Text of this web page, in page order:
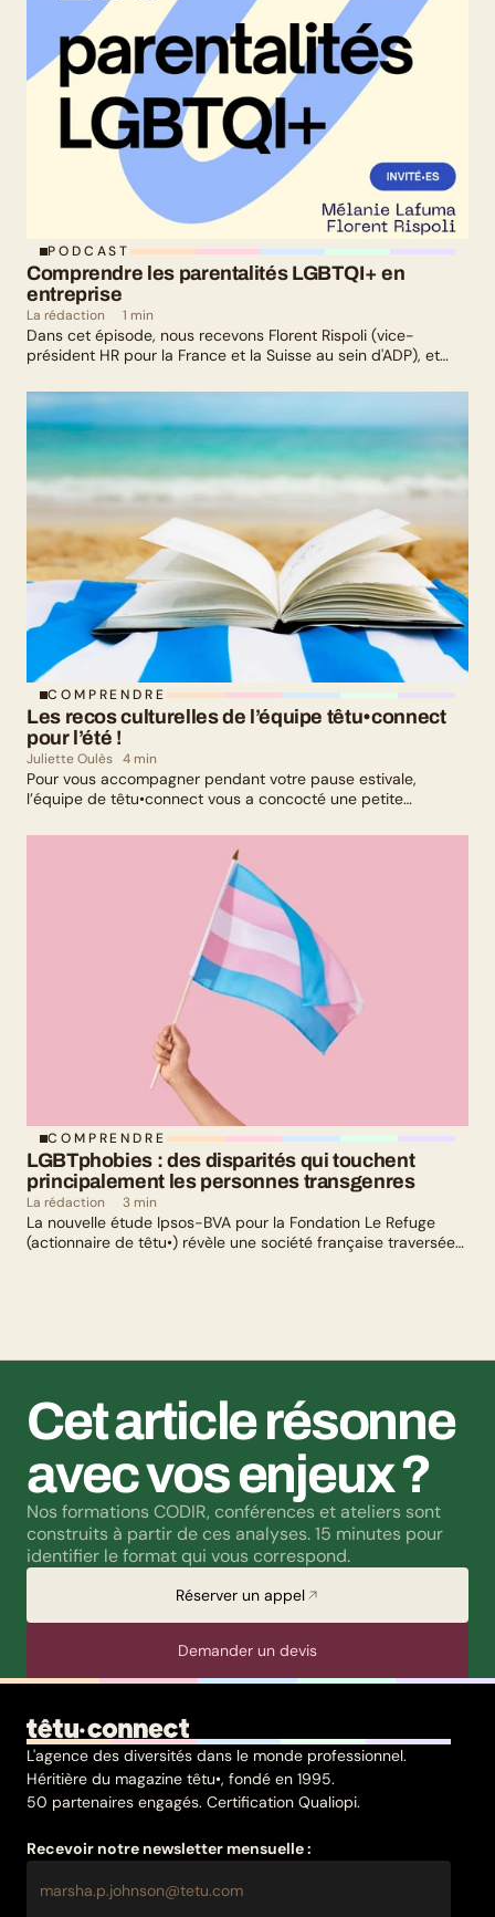
PODCAST
Comprendre les parentalités LGBTQI+ en
entreprise
La rédaction 1 min
Dans cet épisode, nous recevons Florent Rispoli (vice-
président HR pour la France et la Suisse au sein d'ADP), et
leurs parcours de parents LGBTQ+.
COMPRENDRE
Les recos culturelles de l’équipe têtu•connect
pour l’été !
Juliette Oulès 4 min
Pour vous accompagner pendant votre pause estivale,
l’équipe de têtu•connect vous a concocté une petite
culturelle : il y en a pour tous les goûts !
COMPRENDRE
LGBTphobies : des disparités qui touchent
principalement les personnes transgenres
La rédaction 3 min
La nouvelle étude Ipsos-BVA pour la Fondation Le Refuge
(actionnaire de têtu•) révèle une société française traversée
Cet article résonne
avec vos enjeux ?
Nos formations CODIR, conférences et ateliers sont
construits à partir de ces analyses. 15 minutes pour
identifier le format qui vous correspond.
Réserver un appel
Demander un devis
L'agence des diversités dans le monde professionnel.
Héritière du magazine têtu•, fondé en 1995.
50 partenaires engagés. Certification Qualiopi.
Recevoir notre newsletter mensuelle :